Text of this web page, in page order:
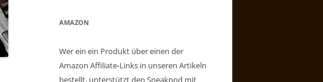
AMAZON
Wer ein ein Produkt über einen der
Amazon Affiliate-Links in unseren Artikeln
bestellt, unterstützt den Sneakpod mit